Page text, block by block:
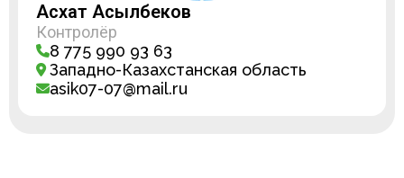
Асхат Асылбеков
Контролёр
8 775 990 93 63
Западно-Казахстанская область
asik07-07@mail.ru